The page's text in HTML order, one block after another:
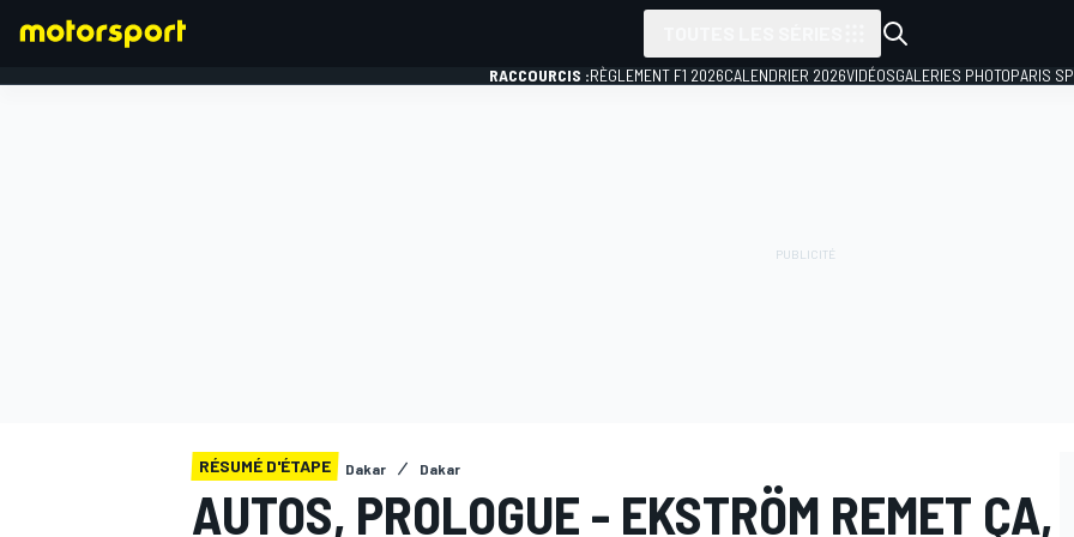
RACCOURCIS :RÈGLEMENT F1 2026CALENDRIER 2026VIDÉOSGALERIES PHOTOPARIS
RÉSUMÉ D'ÉTAPE Dakar Dakar
AUTOS, PROLOGUE - EKSTRÖM REMET ÇA,